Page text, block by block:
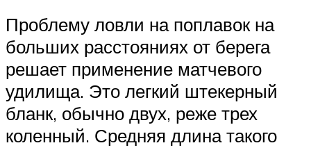
Проблему ловли на поплавок на
больших расстояниях от берега
решает применение матчевого
удилища. Это легкий штекерный
бланк, обычно двух, реже трех
коленный. Средняя длина такого